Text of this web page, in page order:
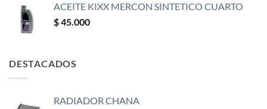
ACEITE KIXX MERCON SINTETICO CUARTO
$45.000
DESTACADOS
RADIADOR CHANA